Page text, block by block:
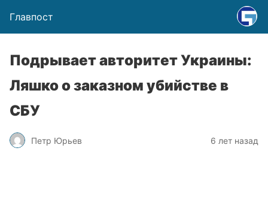
Главпост
Подрывает авторитет Украины:
Ляшко о заказном убийстве в
СБУ
Петр Юрьев 6 лет назад